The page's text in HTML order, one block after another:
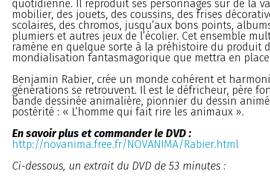
quotidienne. Il reproduit ses personnages sur de la
mobilier, des jouets, des coussins, des frises
scolaires, des chromos, jusqu’aux bons points,
plumiers et autres jeux de l’écolier. Cet ensemble
ramène en quelque sorte à la préhistoire du produit
mondialisation fantasmagorique que mettra en place
Benjamin Rabier, crée un monde cohérent et
générations se retrouvent. Il est le défricheur, père
bande dessinée animalière, pionnier du dessin
postérité : « L’homme qui fait rire les animaux ».
En savoir plus et commander le DVD :
http://novanima.free.fr/NOVANIMA/Rabier.html
Ci-dessous, un extrait du DVD de 53 minutes :